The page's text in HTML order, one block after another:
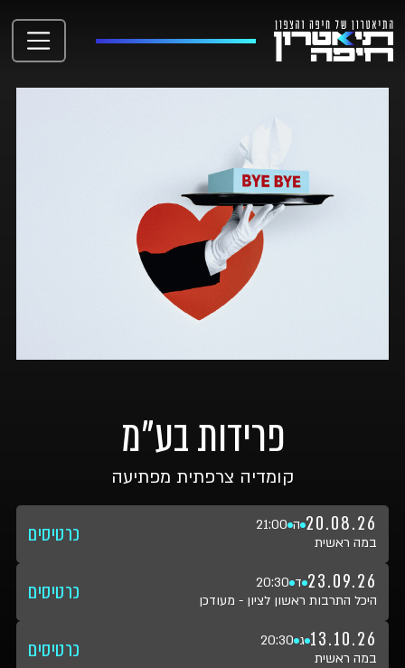
פרידות בע"מ
קומדיה צרפתית מפתיעה
20.08.26 ה 21:00
במה ראשית
כרטיסים
23.09.26 ד 20:30
היכל התרבות ראשון לציון - מעודכן
כרטיסים
13.10.26 ג 20:30
במה ראשית
כרטיסים